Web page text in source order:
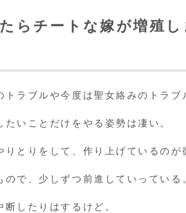
らチートな嫁が増殖
ラブルや今度は聖女絡みのトラブ
いことだけをやる姿勢は凄い。
とりをして、作り上げているのが
で、少しずつ前進していっている
したりはするけど。